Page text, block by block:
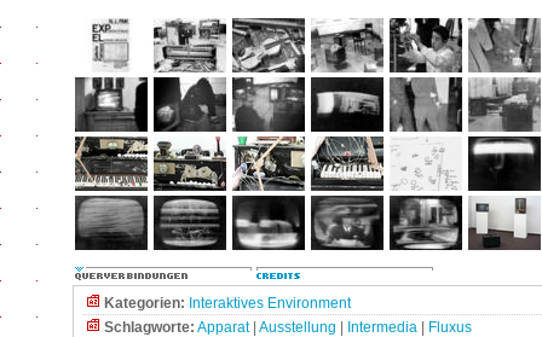
Kategorien: Interaktives Environment
Schlagworte: Apparat| Ausstellung Intermedia
Fluxus